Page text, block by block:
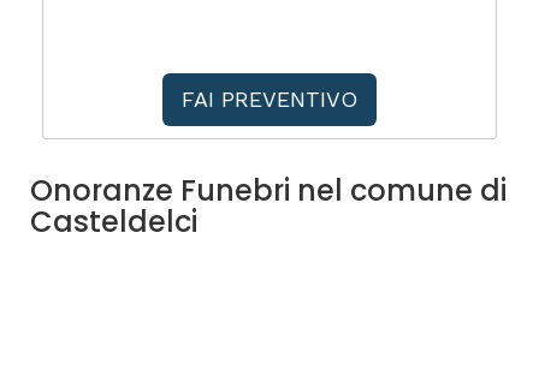
FAI PREVENTIVO
Onoranze Funebri nel comune di
Casteldelci